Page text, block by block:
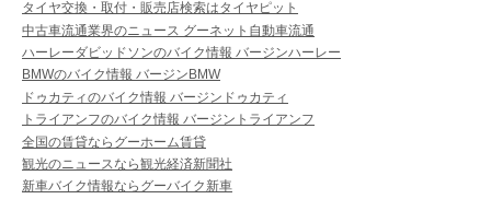
タイヤ交換・取付・販売店検索はタイヤピット
中古車流通業界のニュース グーネット自動車流通
ハーレーダビッドソンのバイク情報 バージンハーレー
BMWのバイク情報 バージンBMW
ドゥカティのバイク情報 バージンドゥカティ
トライアンフのバイク情報 バージントライアンフ
全国の賃貸ならグーホーム賃貸
観光のニュースなら観光経済新聞社
新車バイク情報ならグーバイク新車